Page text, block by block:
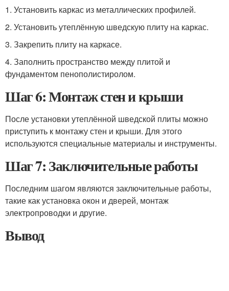
1. Установить каркас из металлических профилей.
2. Установить утеплённую шведскую плиту на каркас.
3. Закрепить плиту на каркасе.
4. Заполнить пространство между плитой и
фундаментом пенополистиролом.
Шаг 6: Монтаж стен и крыши
После установки утеплённой шведской плиты можно
приступить к монтажу стен и крыши. Для этого
используются специальные материалы и инструменты.
Шаг 7: Заключительные работы
Последним шагом являются заключительные работы,
такие как установка окон и дверей, монтаж
электропроводки и другие.
Вывод